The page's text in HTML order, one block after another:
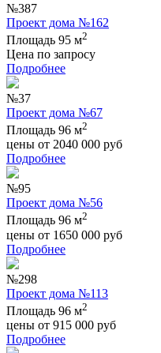
№387
Проект дома №162
Площадь 95 м2
Цена по запросу
Подробнее
№37
Проект дома №67
Площадь 96 м2
цены от 2040 000 руб
Подробнее
№95
Проект дома №56
Площадь 96 м2
цены от 1650 000 руб
Подробнее
№298
Проект дома №113
Площадь 96 м2
цены от 915 000 руб
Подробнее